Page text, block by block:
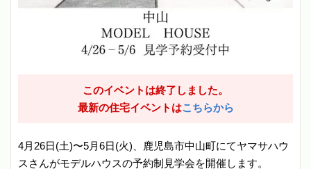
このイベントは終了しました。
最新の住宅イベントはこちらから
4月26日(土)〜5月6日(火)、鹿児島市中山町にてヤマサハウ
スさんがモデルハウスの予約制見学会を開催します。